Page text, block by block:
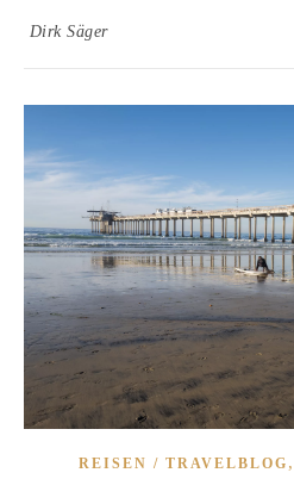
Dirk Säger
REISEN / TRAVELBLOG ,